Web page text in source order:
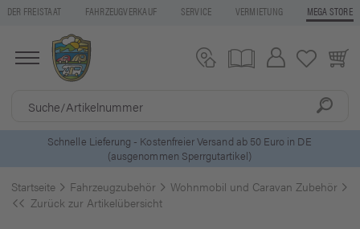
DER FREISTAAT FAHRZEUGVERKAUF SERVICE VERMIETUNG MEGA STORE
Schnelle Lieferung - Kostenfreier Versand ab 50 Euro in DE
(ausgenommen Sperrgutartikel)
Startseite Fahrzeugzubehör Wohnmobil und Caravan Zubehör
Zurück zur Artikelübersicht